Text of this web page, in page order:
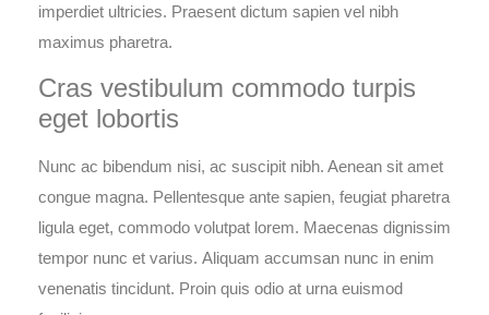
imperdiet ultricies. Praesent dictum sapien vel nibh
maximus pharetra.
Cras vestibulum commodo turpis
eget lobortis
Nunc ac bibendum nisi, ac suscipit nibh. Aenean sit amet
congue magna. Pellentesque ante sapien, feugiat pharetra
ligula eget, commodo volutpat lorem. Maecenas dignissim
tempor nunc et varius. Aliquam accumsan nunc in enim
venenatis tincidunt. Proin quis odio at urna euismod